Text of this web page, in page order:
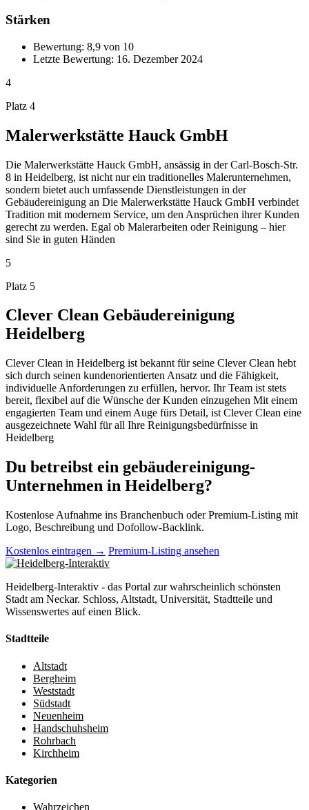
Stärken
Bewertung: 8,9 von 10
Letzte Bewertung: 16. Dezember 2024
4
Platz 4
Malerwerkstätte Hauck GmbH
Die Malerwerkstätte Hauck GmbH, ansässig in der Carl-Bosch-Str.
8 in Heidelberg, ist nicht nur ein traditionelles Malerunternehmen,
sondern bietet auch umfassende Dienstleistungen in der
Gebäudereinigung an Die Malerwerkstätte Hauck GmbH verbindet
Tradition mit modernem Service, um den Ansprüchen ihrer Kunden
gerecht zu werden. Egal ob Malerarbeiten oder Reinigung – hier
sind Sie in guten Händen
5
Platz 5
Clever Clean Gebäudereinigung
Heidelberg
Clever Clean in Heidelberg ist bekannt für seine Clever Clean hebt
sich durch seinen kundenorientierten Ansatz und die Fähigkeit,
individuelle Anforderungen zu erfüllen, hervor. Ihr Team ist stets
bereit, flexibel auf die Wünsche der Kunden einzugehen Mit einem
engagierten Team und einem Auge fürs Detail, ist Clever Clean eine
ausgezeichnete Wahl für all Ihre Reinigungsbedürfnisse in
Heidelberg
Du betreibst ein gebäudereinigung-
Unternehmen in Heidelberg?
Kostenlose Aufnahme ins Branchenbuch oder Premium-Listing mit
Logo, Beschreibung und Dofollow-Backlink.
Kostenlos eintragen → Premium-Listing ansehen
Heidelberg-Interaktiv - das Portal zur wahrscheinlich schönsten
Stadt am Neckar. Schloss, Altstadt, Universität, Stadtteile und
Wissenswertes auf einen Blick.
Stadtteile
Altstadt
Bergheim
Weststadt
Südstadt
Neuenheim
Handschuhsheim
Rohrbach
Kirchheim
Kategorien
Wahrzeichen